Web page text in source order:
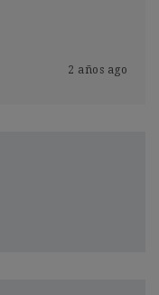
2 años ago